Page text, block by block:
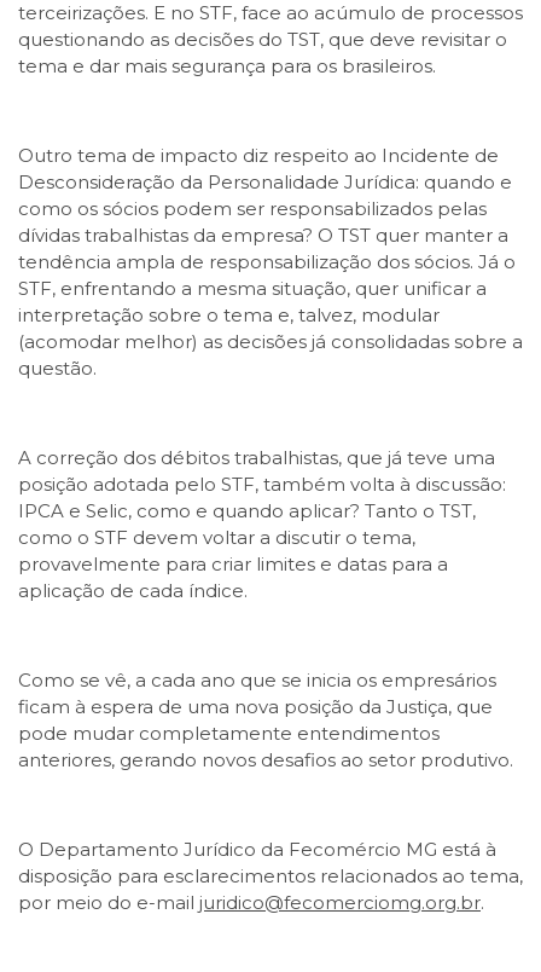
terceirizações. E no STF, face ao acúmulo de processos
questionando as decisões do TST, que deve revisitar o
tema e dar mais segurança para os brasileiros.
Outro tema de impacto diz respeito ao Incidente de
Desconsideração da Personalidade Jurídica: quando e
como os sócios podem ser responsabilizados pelas
dívidas trabalhistas da empresa? O TST quer manter a
tendência ampla de responsabilização dos sócios. Já o
STF, enfrentando a mesma situação, quer unificar a
interpretação sobre o tema e, talvez, modular
(acomodar melhor) as decisões já consolidadas sobre a
questão.
A correção dos débitos trabalhistas, que já teve uma
posição adotada pelo STF, também volta à discussão:
IPCA e Selic, como e quando aplicar? Tanto o TST,
como o STF devem voltar a discutir o tema,
provavelmente para criar limites e datas para a
aplicação de cada índice.
Como se vê, a cada ano que se inicia os empresários
ficam à espera de uma nova posição da Justiça, que
pode mudar completamente entendimentos
anteriores, gerando novos desafios ao setor produtivo.
O Departamento Jurídico da Fecomércio MG está à
disposição para esclarecimentos relacionados ao tema,
por meio do e-mail juridico@fecomerciomg.org.br.